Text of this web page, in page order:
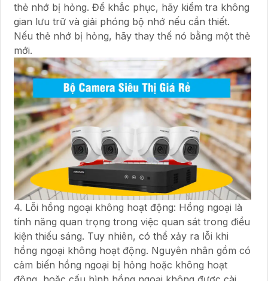
thẻ nhớ bị hỏng. Để khắc phục, hãy kiểm tra không
gian lưu trữ và giải phóng bộ nhớ nếu cần thiết.
Nếu thẻ nhớ bị hỏng, hãy thay thế nó bằng một thẻ
mới.
4. Lỗi hồng ngoại không hoạt động: Hồng ngoại là
tính năng quan trọng trong việc quan sát trong điều
kiện thiếu sáng. Tuy nhiên, có thể xảy ra lỗi khi
hồng ngoại không hoạt động. Nguyên nhân gồm có
cảm biến hồng ngoại bị hỏng hoặc không hoạt